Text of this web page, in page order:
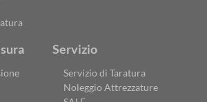
Servizio
Servizio di Taratura
Noleggio Attrezzature